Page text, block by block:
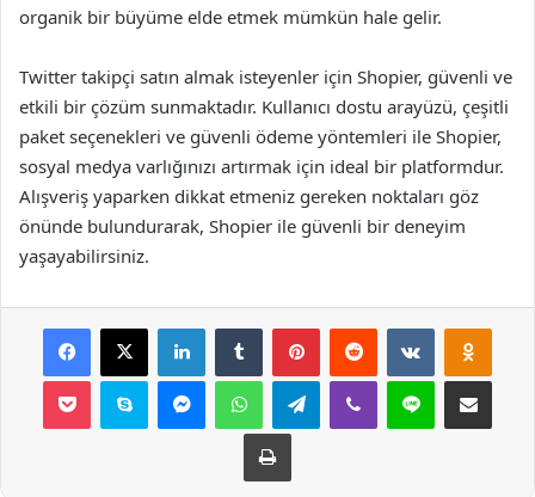
organik bir büyüme elde etmek mümkün hale gelir.
Twitter takipçi satın almak isteyenler için Shopier, güvenli ve
etkili bir çözüm sunmaktadır. Kullanıcı dostu arayüzü, çeşitli
paket seçenekleri ve güvenli ödeme yöntemleri ile Shopier,
sosyal medya varlığınızı artırmak için ideal bir platformdur.
Alışveriş yaparken dikkat etmeniz gereken noktaları göz
önünde bulundurarak, Shopier ile güvenli bir deneyim
yaşayabilirsiniz.
Facebook
X LinkedInTumblr PinterestReddit VKontakte
Pocket Skype MessengerWhatsAppTelegramViber Line E-Posta ile
Yazdır